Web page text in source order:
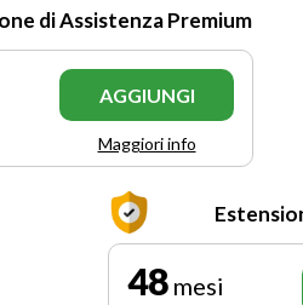
di Assistenza Premium
AGGIUNGI
Maggiori info
48 mesi